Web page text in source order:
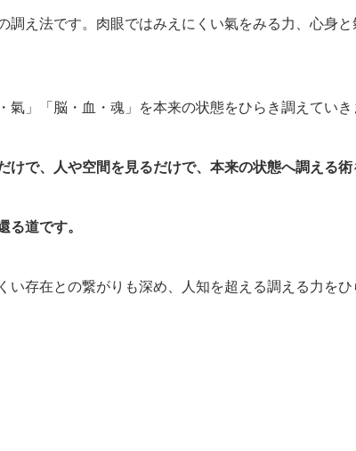
調え法です。肉眼ではみえにくい氣をみる力、心身
氣」「脳・血・魂」を本来の状態をひらき調えていき
けで、人や空間を見るだけで、本来の状態へ調える術
る道です。
い存在との繋がりも深め、人知を超える調える力を